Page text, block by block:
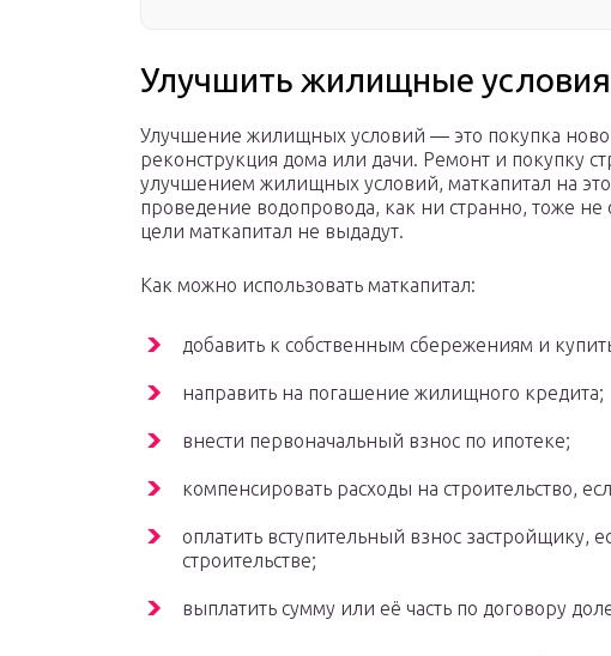
Улучшить жилищные условия
Улучшение жилищных условий — это покупка
реконструкция дома или дачи. Ремонт и покупку
улучшением жилищных условий, маткапитал на
проведение водопровода, как ни странно, тоже
цели маткапитал не выдадут.
Как можно использовать маткапитал:
добавить к собственным сбережениям и
направить на погашение жилищного кредита;
внести первоначальный взнос по ипотеке;
компенсировать расходы на строительство,
оплатить вступительный взнос застройщику,
строительстве;
выплатить сумму или её часть по договору